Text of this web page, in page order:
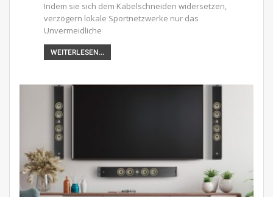
Indem sie sich dem Kabelschneiden widersetzen,
verzögern lokale Sportnetzwerke nur das
Unvermeidliche
WEITERLESEN...